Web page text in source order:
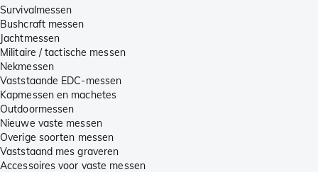
Survivalmessen
Bushcraft messen
Jachtmessen
Militaire / tactische messen
Nekmessen
Vaststaande EDC-messen
Kapmessen en machetes
Outdoormessen
Nieuwe vaste messen
Overige soorten messen
Vaststaand mes graveren
Accessoires voor vaste messen